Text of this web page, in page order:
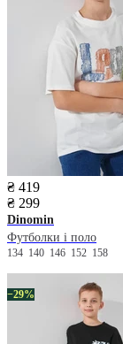
₴ 419
₴ 299
Dinomin
Футболки і поло
134 140 146 152 158
−29%